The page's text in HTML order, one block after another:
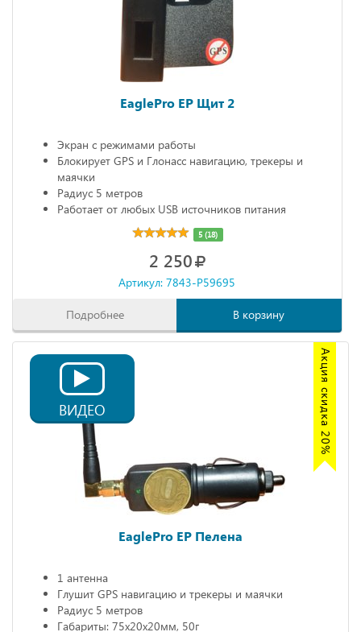
EaglePro EP Щит 2
Экран с режимами работы
Блокирует GPS и Глонасс навигацию, трекеры и
маячки
Радиус 5 метров
Работает от любых USB источников питания
Габариты: 68х20х10 мм
5 (18)
2 250
Артикул: 7843-P59695
Подробнее В корзину
Акция скидка 20%
ВИДЕО
EaglePro EP Пелена
1 антенна
Глушит GPS навигацию и трекеры и маячки
Радиус 5 метров
Габариты: 75х20х20мм, 50г